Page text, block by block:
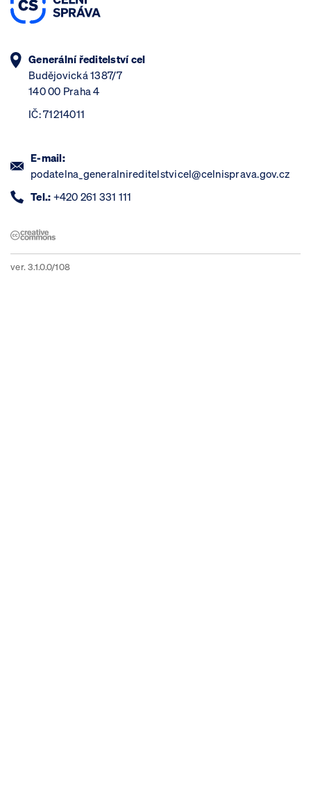
Generální ředitelství cel
Budějovická 1387/7
140 00 Praha 4
IČ: 71214011
E-mail:
podatelna_generalnireditelstvicel@celnisprava.gov.cz
Tel.: +420 261 331 111
ver. 3.1.0.0/108